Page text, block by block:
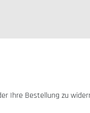
Ihre Bestellung zu